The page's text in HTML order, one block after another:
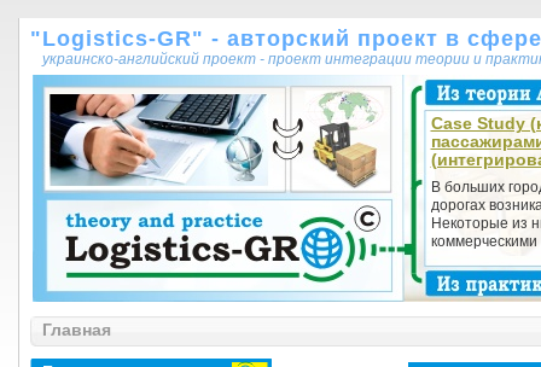
"Logistics-GR" - авторский проект в
украинско-английский проект - проект интеграции теории и
Case Study
В больших
дорогах
Некоторые из
коммерческими
Главная